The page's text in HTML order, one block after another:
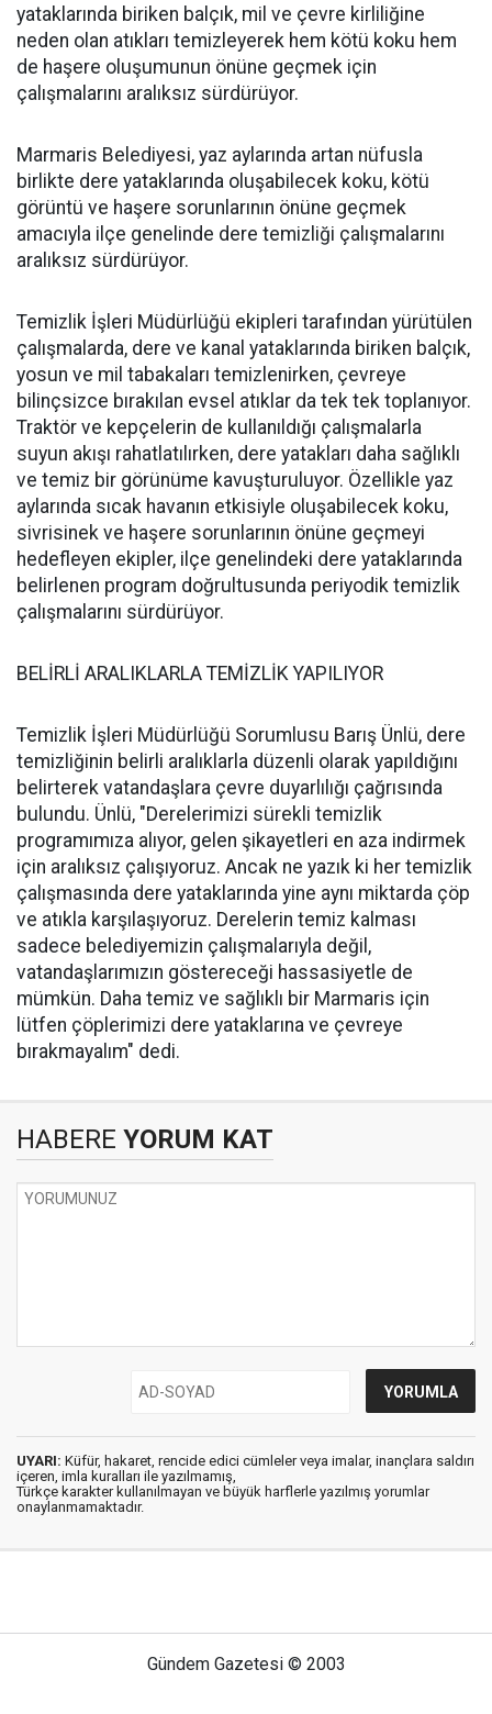
yataklarında biriken balçık, mil ve çevre kirliliğine
neden olan atıkları temizleyerek hem kötü koku hem
de haşere oluşumunun önüne geçmek için
çalışmalarını aralıksız sürdürüyor.
Marmaris Belediyesi, yaz aylarında artan nüfusla
birlikte dere yataklarında oluşabilecek koku, kötü
görüntü ve haşere sorunlarının önüne geçmek
amacıyla ilçe genelinde dere temizliği çalışmalarını
aralıksız sürdürüyor.
Temizlik İşleri Müdürlüğü ekipleri tarafından yürütülen
çalışmalarda, dere ve kanal yataklarında biriken balçık,
yosun ve mil tabakaları temizlenirken, çevreye
bilinçsizce bırakılan evsel atıklar da tek tek toplanıyor.
Traktör ve kepçelerin de kullanıldığı çalışmalarla
suyun akışı rahatlatılırken, dere yatakları daha sağlıklı
ve temiz bir görünüme kavuşturuluyor. Özellikle yaz
aylarında sıcak havanın etkisiyle oluşabilecek koku,
sivrisinek ve haşere sorunlarının önüne geçmeyi
hedefleyen ekipler, ilçe genelindeki dere yataklarında
belirlenen program doğrultusunda periyodik temizlik
çalışmalarını sürdürüyor.
BELİRLİ ARALIKLARLA TEMİZLİK YAPILIYOR
Temizlik İşleri Müdürlüğü Sorumlusu Barış Ünlü, dere
temizliğinin belirli aralıklarla düzenli olarak yapıldığını
belirterek vatandaşlara çevre duyarlılığı çağrısında
bulundu. Ünlü, "Derelerimizi sürekli temizlik
programımıza alıyor, gelen şikayetleri en aza indirmek
için aralıksız çalışıyoruz. Ancak ne yazık ki her temizlik
çalışmasında dere yataklarında yine aynı miktarda çöp
ve atıkla karşılaşıyoruz. Derelerin temiz kalması
sadece belediyemizin çalışmalarıyla değil,
vatandaşlarımızın göstereceği hassasiyetle de
mümkün. Daha temiz ve sağlıklı bir Marmaris için
lütfen çöplerimizi dere yataklarına ve çevreye
bırakmayalım" dedi.
HABERE YORUM KAT
UYARI: Küfür, hakaret, rencide edici cümleler veya imalar, inançlara saldırı
içeren, imla kuralları ile yazılmamış,
Türkçe karakter kullanılmayan ve büyük harflerle yazılmış yorumlar
onaylanmamaktadır.
Gündem Gazetesi © 2003